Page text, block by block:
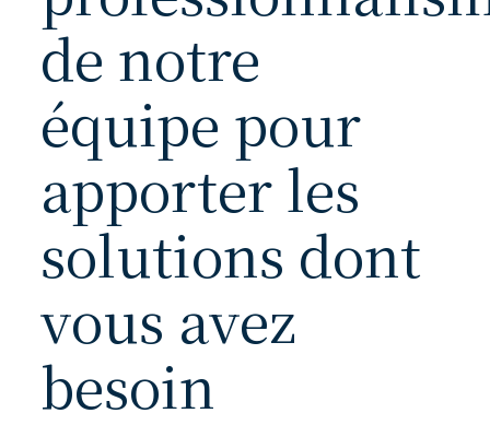
de notre
équipe pour
apporter les
solutions dont
vous avez
besoin